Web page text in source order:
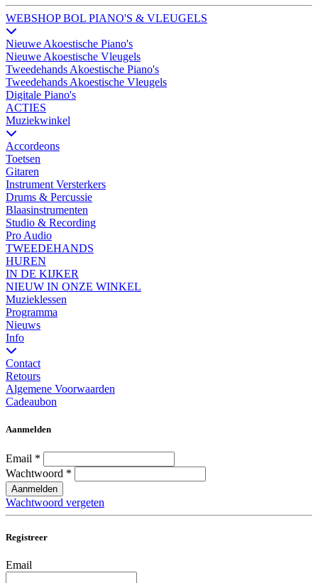
WEBSHOP BOL PIANO'S & VLEUGELS
Nieuwe Akoestische Piano's
Nieuwe Akoestische Vleugels
Tweedehands Akoestische Piano's
Tweedehands Akoestische Vleugels
Digitale Piano's
ACTIES
Muziekwinkel
Accordeons
Toetsen
Gitaren
Instrument Versterkers
Drums & Percussie
Blaasinstrumenten
Studio & Recording
Pro Audio
TWEEDEHANDS
HUREN
IN DE KIJKER
NIEUW IN ONZE WINKEL
Muzieklessen
Programma
Nieuws
Info
Contact
Retours
Algemene Voorwaarden
Cadeaubon
Aanmelden
Email *
Wachtwoord *
Aanmelden
Wachtwoord vergeten
Registreer
Email